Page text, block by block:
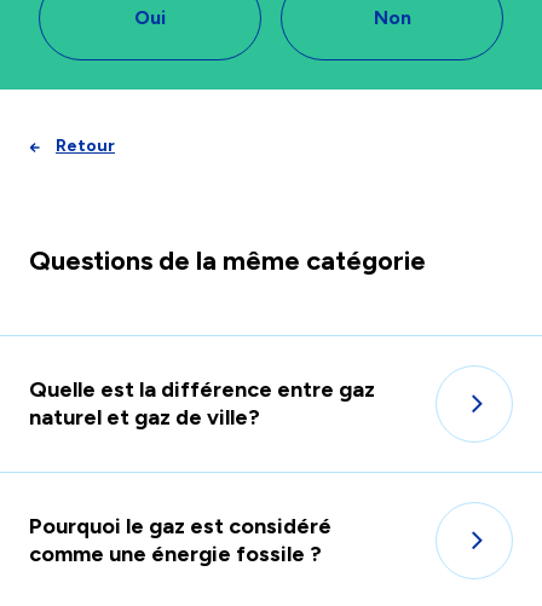
Oui Non
Retour
Questions de la même catégorie
Quelle est la différence entre gaz
naturel et gaz de ville?
Pourquoi le gaz est considéré
comme une énergie fossile ?